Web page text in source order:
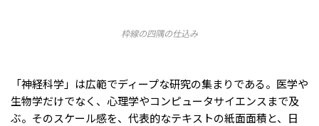
枠線の四隅の仕込み
「神経科学」は広範でディープな研究の集まりである。医学や
生物学だけでなく、心理学やコンピュータサイエンスまで及
ぶ。そのスケール感を、代表的なテキストの紙面面積と、日